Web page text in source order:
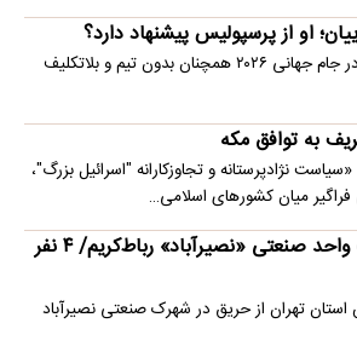
او از پرسپولیس پیشنهاد دارد؟
یکی از بهترین‌های ایران در جام جهانی ۲۰۲۶ همچنان بدون تیم و بلاتکلیف
به توافق مکه
نژادپرستانه و تجاوزکارانه "اسرائیل بزرگ"،
میان کشورهای اسلامی…
آتش‌سوزی در یک واحد صنعتی «نصیرآباد» رباط‌کریم/ ۴ نفر
تهران از حریق در شهرک صنعتی نصیرآباد